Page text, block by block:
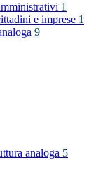
1
e imprese 1
9
analoga 5